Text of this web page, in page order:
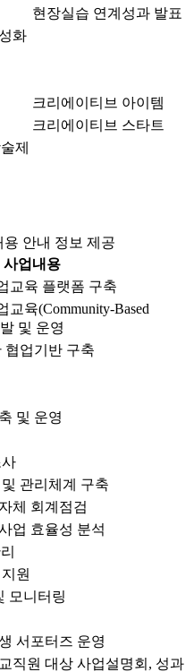
현장실습 연계성과 발표
화
크리에이티브 아이템
크리에이티브 스타트
제
안내 정보 제공
사업내용
교육 플랫폼 구축
교육(Community-Based
및 운영
협업기반 구축
및 운영
관리체계 구축
자체 회계점검
업 효율성 분석
원
모니터링
서포터즈 운영
교직원 대상 사업설명회, 성과